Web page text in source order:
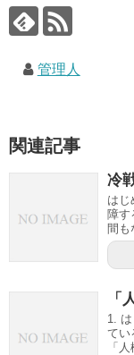
管理人
関連記事
冷
はじ
障す
間も
「
1.
てい
「